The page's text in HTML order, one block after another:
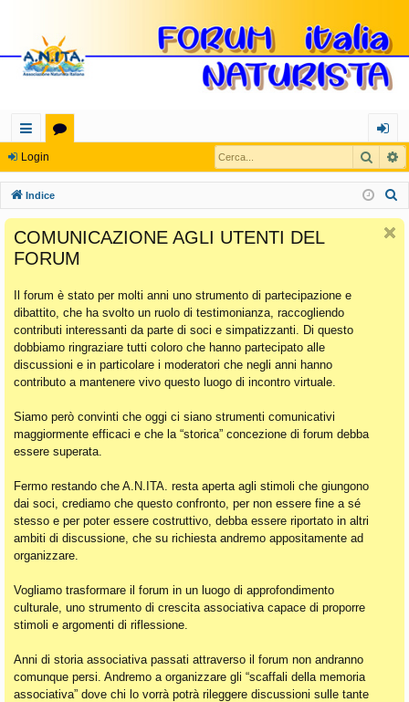
oll
eg
a
m
en
ti
Ra
pi
di
u
m
og
in
Login Cerca
Indice
COMUNICAZIONE AGLI UTENTI DEL
FORUM
Il forum è stato per molti anni uno strumento di partecipazione e
dibattito, che ha svolto un ruolo di testimonianza, raccogliendo
contributi interessanti da parte di soci e simpatizzanti. Di questo
dobbiamo ringraziare tutti coloro che hanno partecipato alle
discussioni e in particolare i moderatori che negli anni hanno
contributo a mantenere vivo questo luogo di incontro virtuale.
Siamo però convinti che oggi ci siano strumenti comunicativi
maggiormente efficaci e che la “storica” concezione di forum debba
essere superata.
Fermo restando che A.N.ITA. resta aperta agli stimoli che giungono
dai soci, crediamo che questo confronto, per non essere fine a sé
stesso e per poter essere costruttivo, debba essere riportato in altri
ambiti di discussione, che su richiesta andremo appositamente ad
organizzare.
Vogliamo trasformare il forum in un luogo di approfondimento
culturale, uno strumento di crescita associativa capace di proporre
stimoli e argomenti di riflessione.
Anni di storia associativa passati attraverso il forum non andranno
comunque persi. Andremo a organizzare gli “scaffali della memoria
associativa” dove chi lo vorrà potrà rileggere discussioni sulle tante